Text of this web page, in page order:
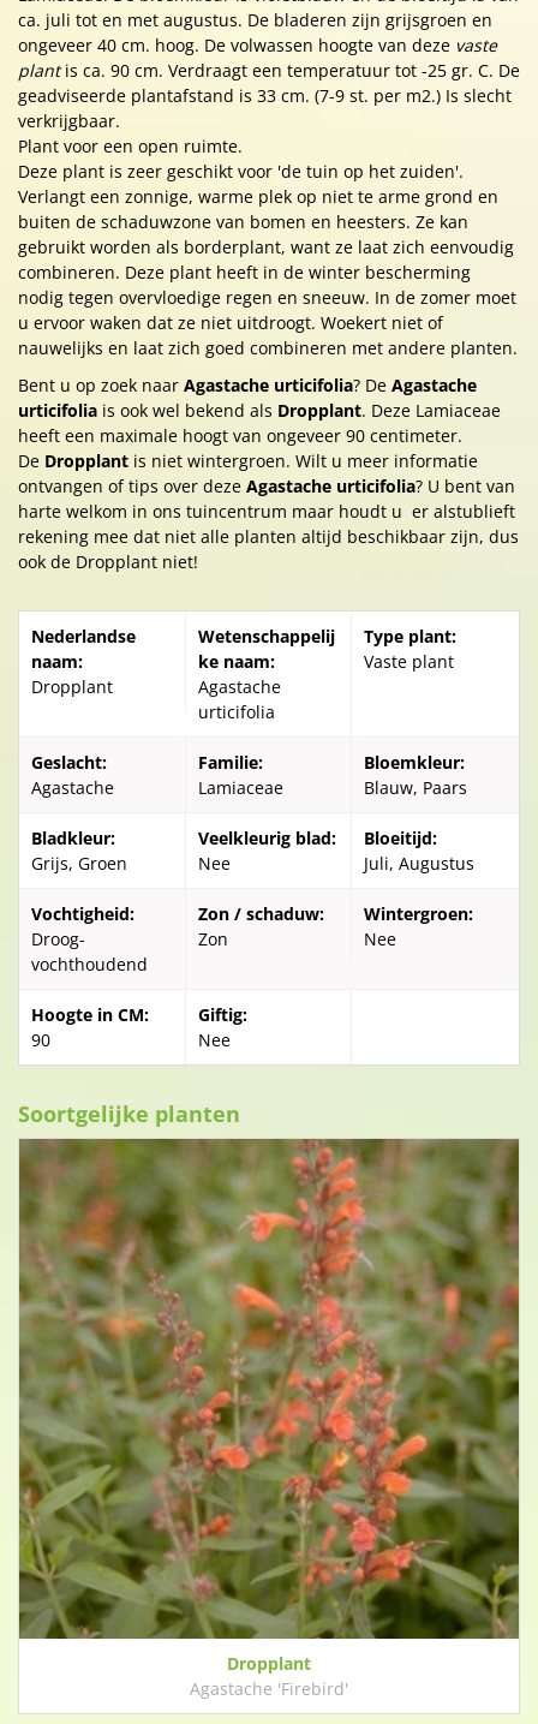
ca. juli tot en met augustus. De bladeren zijn grijsgroen en
ongeveer 40 cm. hoog. De volwassen hoogte van deze vaste
plantis ca. 90 cm. Verdraagt een temperatuur tot -25 gr. C. De
geadviseerde plantafstand is 33 cm. (7-9 st. per m2.) Is slecht
verkrijgbaar.
Plant voor een open ruimte.
Deze plant is zeer geschikt voor 'de tuin op het zuiden'.
Verlangt een zonnige, warme plek op niet te arme grond en
buiten de schaduwzone van bomen en heesters. Ze kan
gebruikt worden als borderplant, want ze laat zich eenvoudig
combineren. Deze plant heeft in de winter bescherming
nodig tegen overvloedige regen en sneeuw. In de zomer moet
u ervoor waken dat ze niet uitdroogt. Woekert niet of
nauwelijks en laat zich goed combineren met andere planten.
Bent u op zoek naar Agastache urticifolia? De Agastache
urticifolia is ook wel bekend als Dropplant. Deze Lamiaceae
heeft een maximale hoogt van ongeveer 90 centimeter.
De Dropplant is niet wintergroen. Wilt u meer informatie
ontvangen of tips over deze Agastache urticifolia? U bent van
harte welkom in ons tuincentrum maar houdt u er alstublieft
rekening mee dat niet alle planten altijd beschikbaar zijn, dus
ook de Dropplant niet!
Nederlandse
naam:
Dropplant
Wetenschappelij
ke naam:
Agastache
urticifolia
Type plant:
Vaste plant
Geslacht:
Agastache
Familie:
Lamiaceae
Bloemkleur:
Blauw, Paars
Bladkleur:
Grijs, Groen
Veelkleurig blad:
Nee
Bloeitijd:
Juli, Augustus
Vochtigheid:
Droog-
vochthoudend
Zon / schaduw:
Zon
Wintergroen:
Nee
Hoogte in CM:
90
Giftig:
Nee
Soortgelijke planten
Dropplant
Agastache 'Firebird'